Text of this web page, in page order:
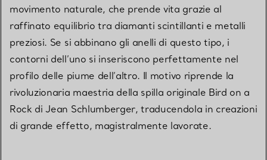
movimento naturale, che prende vita grazie al
raffinato equilibrio tra diamanti scintillanti e metalli
preziosi. Se si abbinano gli anelli di questo tipo, i
contorni dell’uno si inseriscono perfettamente nel
profilo delle piume dell’altro. Il motivo riprende la
rivoluzionaria maestria della spilla originale Bird on a
Rock di Jean Schlumberger, traducendola in creazioni
di grande effetto, magistralmente lavorate.